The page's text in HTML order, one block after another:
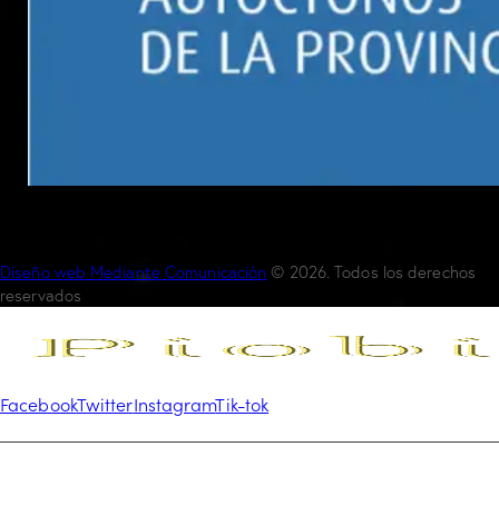
Diseño web Mediante Comunicación © 2026. Todos los derechos
reservados
FacebookTwitterInstagramTik-tok